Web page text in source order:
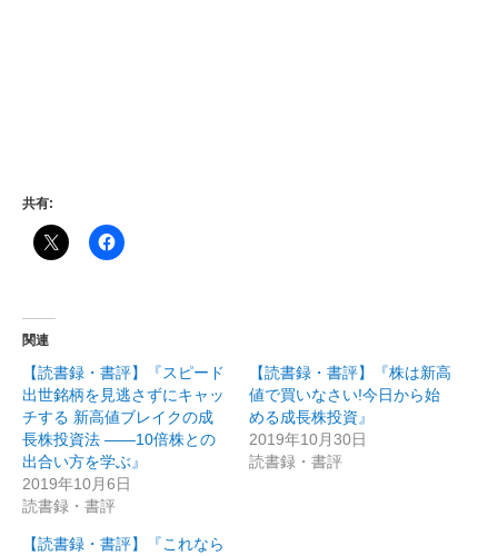
共有:
関連
【読書録・書評】『スピード
出世銘柄を見逃さずにキャッ
チする 新高値ブレイクの成
長株投資法 ――10倍株との
出合い方を学ぶ』
2019年10月6日
読書録・書評
【読書録・書評】『株は新高
値で買いなさい!今日から始
める成長株投資』
2019年10月30日
読書録・書評
【読書録・書評】『これなら